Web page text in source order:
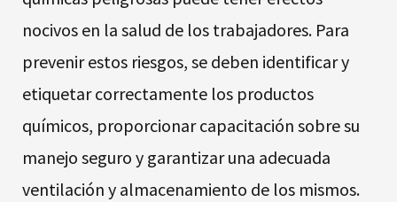
nocivos en la salud de los trabajadores. Para
prevenir estos riesgos, se deben identificar y
etiquetar correctamente los productos
químicos, proporcionar capacitación sobre su
manejo seguro y garantizar una adecuada
ventilación y almacenamiento de los mismos.